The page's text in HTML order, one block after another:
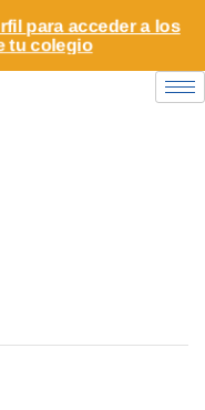
para acceder a los
tu colegio